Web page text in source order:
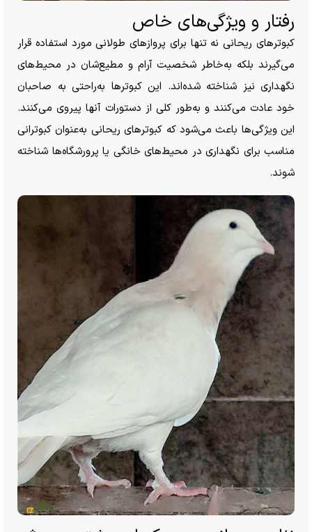
رفتار و ویژگی‌های خاص
کبوتر‌های ریحانی نه تنها برای پرواز‌های طولانی مورد استفاده قرار
می‌گیرند بلکه به‌خاطر شخصیت آرام و مطیع‌شان در محیط‌های
نگهداری نیز شناخته شده‌اند. این کبوتر‌ها به‌راحتی به صاحبان
خود عادت می‌کنند و به‌طور کلی از دستورات آنها پیروی می‌کنند.
این ویژگی‌ها باعث می‌شود که کبوتر‌های ریحانی به‌عنوان کبوترانی
مناسب برای نگهداری در محیط‌های خانگی یا پرورشگاه‌ها شناخته
شوند.